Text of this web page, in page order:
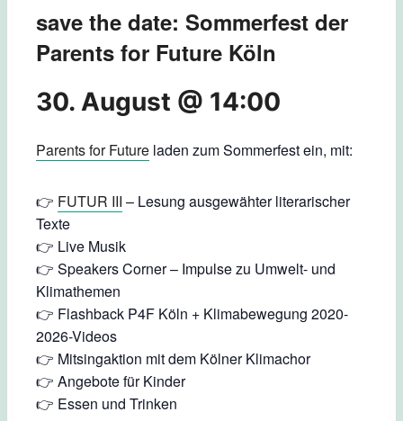
save the date: Sommerfest der
Parents for Future Köln
30. August @ 14:00
Parents for Future laden zum Sommerfest ein, mit:
👉 FUTUR III – Lesung ausgewähter literarischer
Texte
👉 Live Musik
👉 Speakers Corner – Impulse zu Umwelt- und
Klimathemen
👉 Flashback P4F Köln + Klimabewegung 2020-
2026-Videos
👉 Mitsingaktion mit dem Kölner Klimachor
👉 Angebote für Kinder
👉 Essen und Trinken